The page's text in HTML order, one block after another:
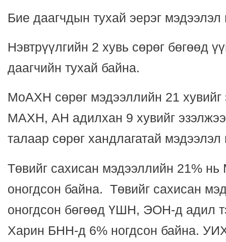
Бие даагчдын тухай эерэг мэдээлэл
Нэвтрүүлгийн 2 хувь сөрөг бөгөөд
даагчийн тухай байна.
МоАХН сөрөг мэдээллийн 21 хувийг
МАХН, АН адилхан 9 хувийг
талаар сөрөг хандлагатай
Төвийг сахисан мэдээллийн 21%
оногдсон байна. Төвийг сахисан
оногдсон бөгөөд ҮШН, ЭОН-д адил
Харин БНН-д 6% ногдсон байна.